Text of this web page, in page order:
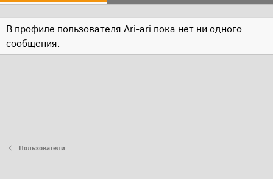
В профиле пользователя Ari-ari пока нет ни одного
сообщения.
Пользователи